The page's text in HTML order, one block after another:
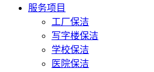
服务项目
工厂保洁
写字楼保洁
学校保洁
医院保洁